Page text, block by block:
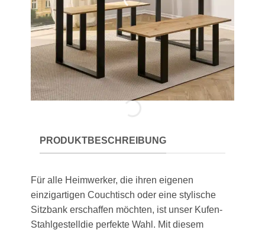
PRODUKTBESCHREIBUNG
Für alle Heimwerker, die ihren eigenen
einzigartigen Couchtisch oder eine stylische
Sitzbank erschaffen möchten, ist unser Kufen-
Stahlgestelldie perfekte Wahl. Mit diesem